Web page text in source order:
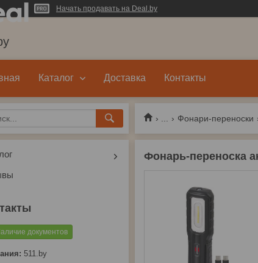
Начать продавать на Deal.by
Каталог Доставка Контакты
Фонари-переноски
Фонарь-переноска
документов
511.by